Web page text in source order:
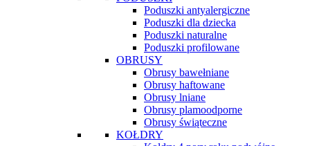
Poduszki antyalergiczne
Poduszki dla dziecka
Poduszki naturalne
Poduszki profilowane
OBRUSY
Obrusy bawełniane
Obrusy haftowane
Obrusy lniane
Obrusy plamoodporne
Obrusy świąteczne
KOŁDRY